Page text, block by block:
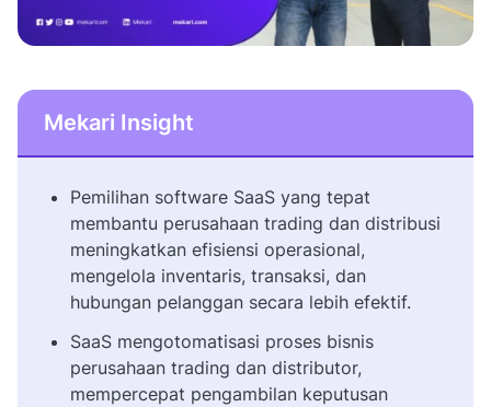
Mekari Insight
Pemilihan software SaaS yang tepat
membantu perusahaan trading dan distribusi
meningkatkan efisiensi operasional,
mengelola inventaris, transaksi, dan
hubungan pelanggan secara lebih efektif.
SaaS mengotomatisasi proses bisnis
perusahaan trading dan distributor,
mempercepat pengambilan keputusan